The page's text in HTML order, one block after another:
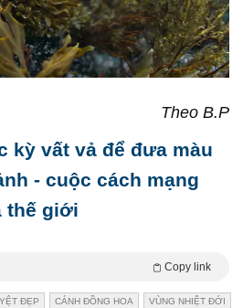
Theo B.P
kỳ vất vả để đưa màu
- cuộc cách mạng
thế giới
Copy link
ĐẸP CÁNH ĐỒNG HOA VÙNG NHIỆT ĐỚI